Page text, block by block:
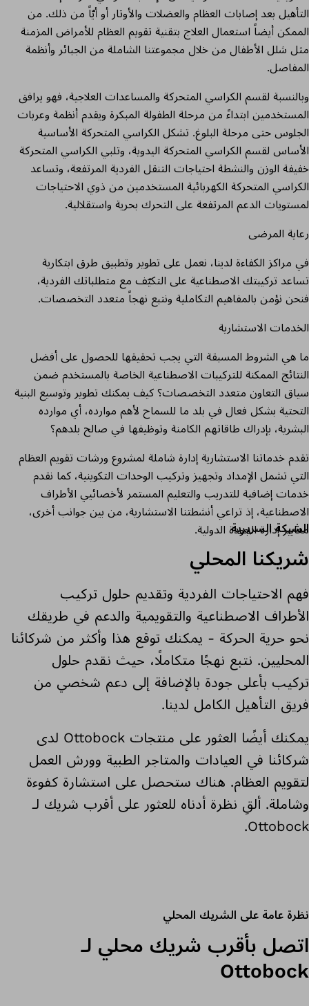
التأهيل بعد إصابات العظام والعضلات والأوتار أو أيّاً من ذلك. من
الممكن أيضاً استعمال العلاج بتقنية تقويم العظام للأمراض المزمنة
مثل شلل الأطفال من خلال مجموعتنا الشاملة من الجبائر وأنظمة
المفاصل.
وبالنسبة لقسم الكراسي المتحركة والمساعدات العلاجية، فهو يرافق
المستخدمين ابتداءً من مرحلة الطفولة المبكرة ويقدم أنظمة وعربات
الجلوس حتى مرحلة البلوغ. تشكل الكراسي المتحركة الأساسية
الأساس لقسم الكراسي المتحركة اليدوية، وتلبي الكراسي المتحركة
خفيفة الوزن والنشطة احتياجات التنقل الفردية المرتفعة، وتساعد
الكراسي المتحركة الكهربائية المستخدمين من ذوي الاحتياجات
لمستويات الدعم المرتفعة على التحرك بحرية واستقلالية.
رعاية المرضى
في مراكز الكفاءة لدينا، نعمل على تطوير وتطبيق طرق ابتكارية
تساعد تركيبتك الاصطناعية على التكيّف مع متطلباتك الفردية،
فنحن نؤمن بالمفاهيم التكاملية ونتبع نهجاً متعدد التخصصات.
الخدمات الاستشارية
ما هي الشروط المسبقة التي يجب تحقيقها للحصول على أفضل
النتائج الممكنة للتركيبات الاصطناعية الخاصة بالمستخدم ضمن
سياق التعاون متعدد التخصصات؟ كيف يمكنك تطوير وتوسيع البنية
التحتية بشكل فعال في بلد ما للسماح لأهم موارده، أي موارده
البشرية، بإدراك طاقاتهم الكامنة وتوظيفها في صالح بلدهم؟
تقدم خدماتنا الاستشارية إدارة شاملة لمشروع ورشات تقويم العظام
التي تشمل الإمداد وتجهيز وتركيب الوحدات التكوينية، كما نقدم
خدمات إضافية للتدريب والتعليم المستمر لأخصائيي الأطراف
الاصطناعية، إذ تراعي أنشطتنا الاستشارية، من بين جوانب أخرى،
معايير إدارة الجودة الدولية.
الشبكة السريرية
شريكنا المحلي
فهم الاحتياجات الفردية وتقديم حلول تركيب
الأطراف الاصطناعية والتقويمية والدعم في طريقك
نحو حرية الحركة - يمكنك توقع هذا وأكثر من شركائنا
المحليين. نتبع نهجًا متكاملًا، حيث نقدم حلول
تركيب بأعلى جودة بالإضافة إلى دعم شخصي من
فريق التأهيل الكامل لدينا.
يمكنك أيضًا العثور على منتجات Ottobock لدى
شركائنا في العيادات والمتاجر الطبية وورش العمل
لتقويم العظام. هناك ستحصل على استشارة كفوءة
وشاملة. ألقِ نظرة أدناه للعثور على أقرب شريك لـ
Ottobock.
نظرة عامة على الشريك المحلي
اتصل بأقرب شريك محلي لـ
Ottobock